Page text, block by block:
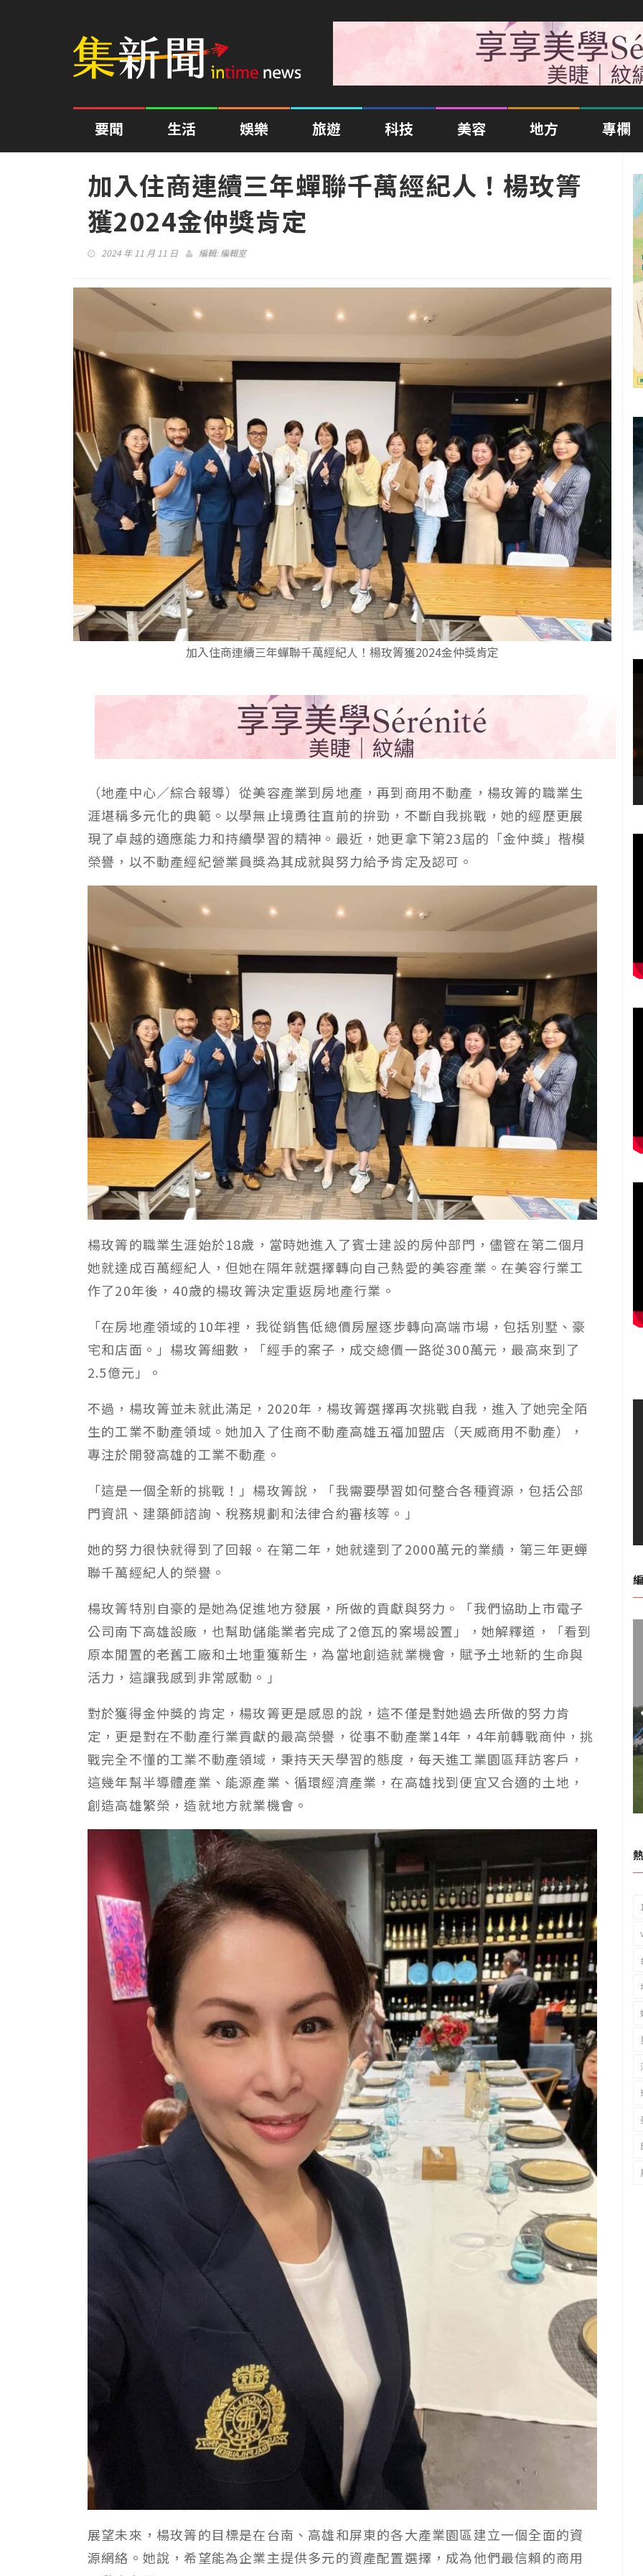
要聞 生活 娛樂 旅遊 科技 美容 地方 專欄
加入住商連續三年蟬聯千萬經紀人！楊玫箐
獲2024金仲獎肯定
2024 年 11 月 11 日 編輯:編輯室
加入住商連續三年蟬聯千萬經紀人！楊玫箐獲2024金仲獎肯定
（地產中心／綜合報導）從美容產業到房地產，再到商用不動產，楊玫箐的職業生
涯堪稱多元化的典範。以學無止境勇往直前的拚勁，不斷自我挑戰，她的經歷更展
現了卓越的適應能力和持續學習的精神。最近，她更拿下第23屆的「金仲獎」楷模
榮譽，以不動產經紀營業員獎為其成就與努力給予肯定及認可。
楊玫箐的職業生涯始於18歲，當時她進入了賓士建設的房仲部門，儘管在第二個月
她就達成百萬經紀人，但她在隔年就選擇轉向自己熱愛的美容產業。在美容行業工
作了20年後，40歲的楊玫箐決定重返房地產行業。
「在房地產領域的10年裡，我從銷售低總價房屋逐步轉向高端市場，包括別墅、豪
宅和店面。」楊玫箐細數，「經手的案子，成交總價一路從300萬元，最高來到了
2.5億元」。
不過，楊玫箐並未就此滿足，2020年，楊玫箐選擇再次挑戰自我，進入了她完全陌
生的工業不動產領域。她加入了住商不動產高雄五福加盟店（天威商用不動產），
專注於開發高雄的工業不動產。
「這是一個全新的挑戰！」楊玫箐說，「我需要學習如何整合各種資源，包括公部
門資訊、建築師諮詢、稅務規劃和法律合約審核等。」
她的努力很快就得到了回報。在第二年，她就達到了2000萬元的業績，第三年更蟬
聯千萬經紀人的榮譽。
楊玫箐特別自豪的是她為促進地方發展，所做的貢獻與努力。「我們協助上市電子
公司南下高雄設廠，也幫助儲能業者完成了2億瓦的案場設置」，她解釋道，「看到
原本閒置的老舊工廠和土地重獲新生，為當地創造就業機會，賦予土地新的生命與
活力，這讓我感到非常感動。」
對於獲得金仲獎的肯定，楊玫箐更是感恩的說，這不僅是對她過去所做的努力肯
定，更是對在不動產行業貢獻的最高榮譽，從事不動產業14年，4年前轉戰商仲，挑
戰完全不懂的工業不動產領域，秉持天天學習的態度，每天進工業園區拜訪客戶，
這幾年幫半導體產業、能源產業、循環經濟產業，在高雄找到便宜又合適的土地，
創造高雄繁榮，造就地方就業機會。
展望未來，楊玫箐的目標是在台南、高雄和屏東的各大產業園區建立一個全面的資
源網絡。她說，希望能為企業主提供多元的資產配置選擇，成為他們最信賴的商用